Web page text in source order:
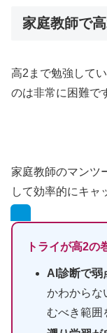
家庭教師で
高2まで勉強して
のは非常に困難で
家庭教師のマンツ
して効率的にキャ
トライが高2の
AI診断で弱
かわからな
むべき範囲